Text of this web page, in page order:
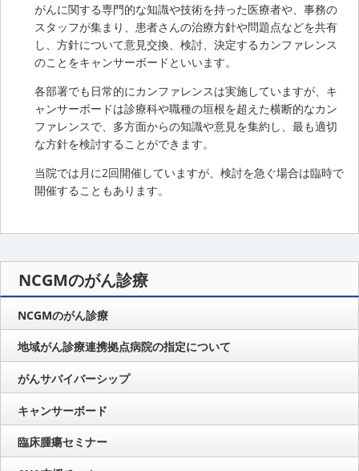
がんに関する専門的な知識や技術を持った医療者や、事務の
スタッフが集まり、患者さんの治療方針や問題点などを共有
し、方針について意見交換、検討、決定するカンファレンス
のことをキャンサーボードといいます。
各部署でも日常的にカンファレンスは実施していますが、キ
ャンサーボードは診療科や職種の垣根を超えた横断的なカン
ファレンスで、多方面からの知識や意見を集約し、最も適切
な方針を検討することができます。
当院では月に2回開催していますが、検討を急ぐ場合は臨時で
開催することもあります。
NCGMのがん診療
NCGMのがん診療
地域がん診療連携拠点病院の指定について
がんサバイバーシップ
キャンサーボード
臨床腫瘍セミナー